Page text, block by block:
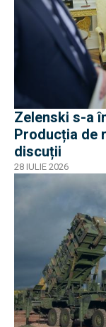
Zelenski s-a
Producția de
discuții
28 IULIE 2026